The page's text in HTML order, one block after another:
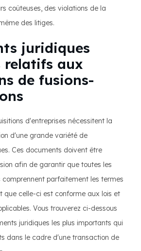
coûteuses, des violations de la
des litiges.
juridiques
relatifs aux
de fusions-
d'entreprises nécessitent la
d'une grande variété de
Ces documents doivent être
afin de garantir que toutes les
comprennent parfaitement les termes
que celle-ci est conforme aux lois et
Vous trouverez ci-dessous
juridiques les plus importants qui
dans le cadre d'une transaction de